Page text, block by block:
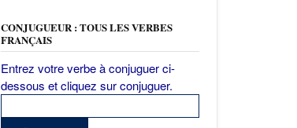
CONJUGUEUR : TOUS LES VERBES
FRANÇAIS
Entrez votre verbe à conjuguer ci-
dessous et cliquez sur conjuguer.